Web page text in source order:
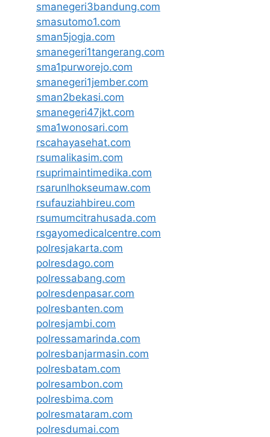
smanegeri3bandung.com
smasutomo1.com
sman5jogja.com
smanegeri1tangerang.com
sma1purworejo.com
smanegeri1jember.com
sman2bekasi.com
smanegeri47jkt.com
sma1wonosari.com
rscahayasehat.com
rsumalikasim.com
rsuprimaintimedika.com
rsarunlhokseumaw.com
rsufauziahbireu.com
rsumumcitrahusada.com
rsgayomedicalcentre.com
polresjakarta.com
polresdago.com
polressabang.com
polresdenpasar.com
polresbanten.com
polresjambi.com
polressamarinda.com
polresbanjarmasin.com
polresbatam.com
polresambon.com
polresbima.com
polresmataram.com
polresdumai.com